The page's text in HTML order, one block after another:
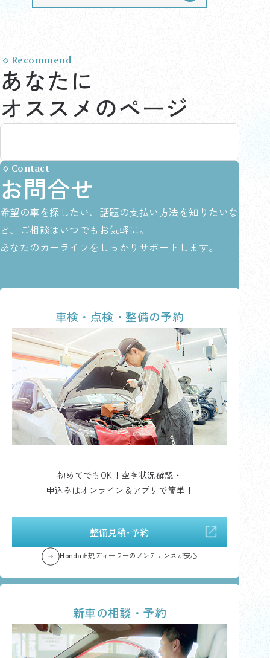
Recommend
あなたに
オススメのページ
Contact
お問合せ
希望の車を探したい、話題の支払い方法を知りたいな
ど、ご相談はいつでもお気軽に。
あなたのカーライフをしっかりサポートします。
車検・点検・整備の予約
初めてでもOK！空き状況確認・
申込みはオンライン＆アプリで簡単！
整備見積･予約
Honda正規ディーラーのメンテナンスが安心
新車の相談・予約